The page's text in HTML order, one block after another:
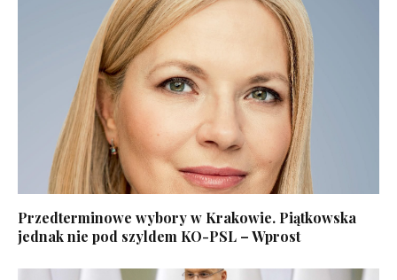
Przedterminowe wybory w Krakowie. Piątkowska
jednak nie pod szyldem KO-PSL – Wprost